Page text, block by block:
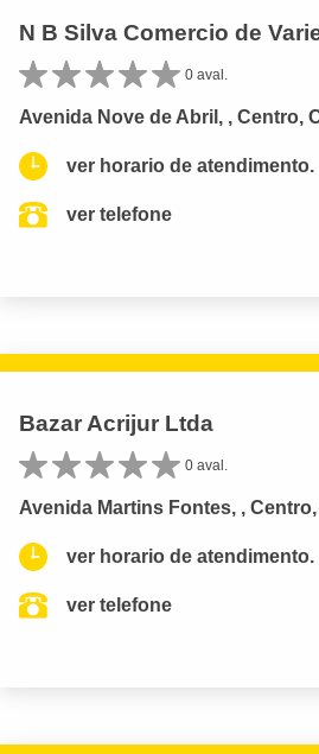
N B Silva Comercio de
0 aval.
Avenida Nove de Abril, , Centro,
ver horario de atendimento.
ver telefone
Bazar Acrijur Ltda
0 aval.
Avenida Martins Fontes, ,
ver horario de atendimento.
ver telefone